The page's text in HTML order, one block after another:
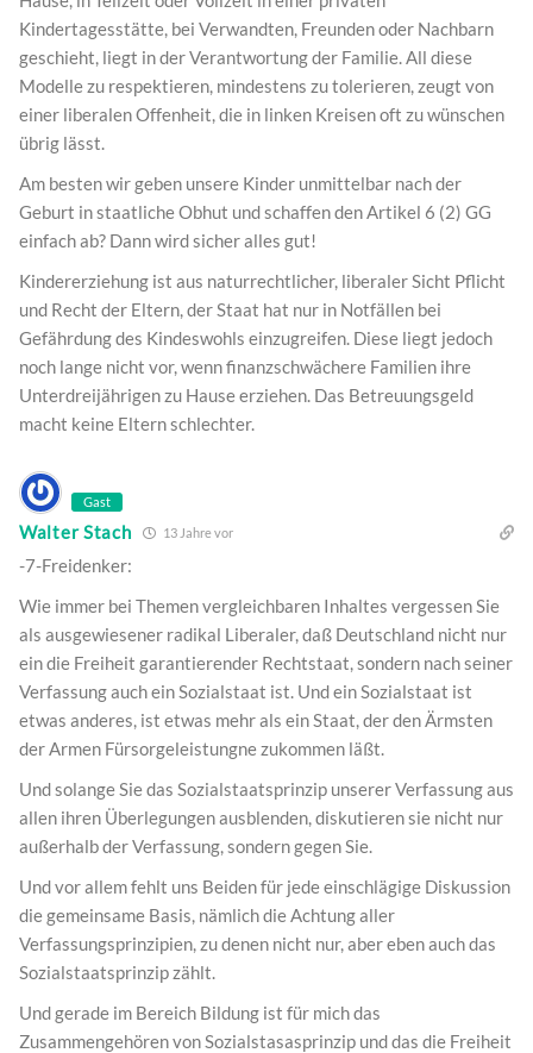
Kindertagesstätte, bei Verwandten, Freunden oder Nachbarn
geschieht, liegt in der Verantwortung der Familie. All diese
Modelle zu respektieren, mindestens zu tolerieren, zeugt von
einer liberalen Offenheit, die in linken Kreisen oft zu wünschen
übrig lässt.
Am besten wir geben unsere Kinder unmittelbar nach der
Geburt in staatliche Obhut und schaffen den Artikel 6 (2) GG
einfach ab? Dann wird sicher alles gut!
Kindererziehung ist aus naturrechtlicher, liberaler Sicht Pflicht
und Recht der Eltern, der Staat hat nur in Notfällen bei
Gefährdung des Kindeswohls einzugreifen. Diese liegt jedoch
noch lange nicht vor, wenn finanzschwächere Familien ihre
Unterdreijährigen zu Hause erziehen. Das Betreuungsgeld
macht keine Eltern schlechter.
Gast
Walter Stach 13 Jahre vor
-7-Freidenker:
Wie immer bei Themen vergleichbaren Inhaltes vergessen Sie
als ausgewiesener radikal Liberaler, daß Deutschland nicht nur
ein die Freiheit garantierender Rechtstaat, sondern nach seiner
Verfassung auch ein Sozialstaat ist. Und ein Sozialstaat ist
etwas anderes, ist etwas mehr als ein Staat, der den Ärmsten
der Armen Fürsorgeleistungne zukommen läßt.
Und solange Sie das Sozialstaatsprinzip unserer Verfassung aus
allen ihren Überlegungen ausblenden, diskutieren sie nicht nur
außerhalb der Verfassung, sondern gegen Sie.
Und vor allem fehlt uns Beiden für jede einschlägige Diskussion
die gemeinsame Basis, nämlich die Achtung aller
Verfassungsprinzipien, zu denen nicht nur, aber eben auch das
Sozialstaatsprinzip zählt.
Und gerade im Bereich Bildung ist für mich das
Zusammengehören von Sozialstasasprinzip und das die Freiheit